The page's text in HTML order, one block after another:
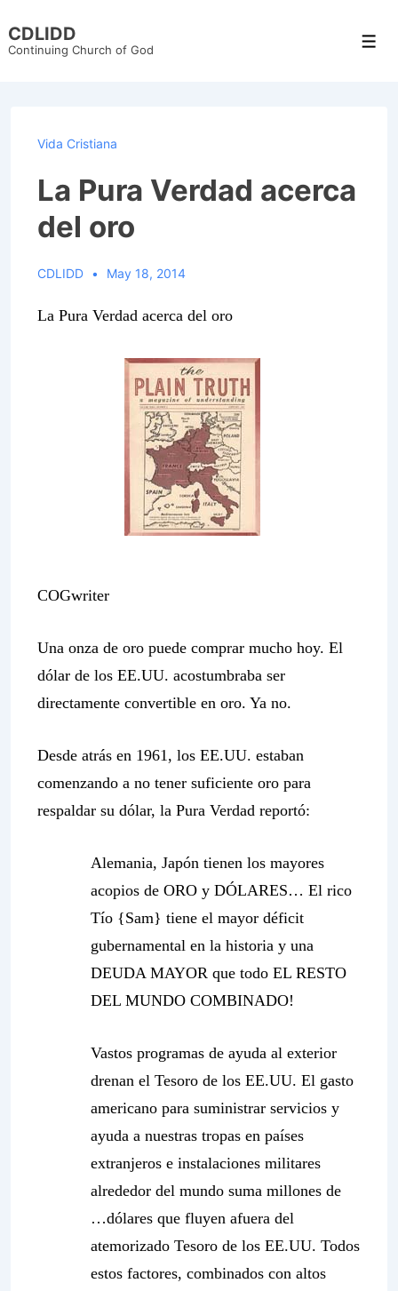
Skip
CDLIDD
Continuing Church of God
Vida Cristiana
La Pura Verdad acerca
del oro
CDLIDD May 18, 2014
La Pura Verdad acerca del oro
COGwriter
Una onza de oro puede comprar mucho hoy. El
dólar de los EE.UU. acostumbraba ser
directamente convertible en oro. Ya no.
Desde atrás en 1961, los EE.UU. estaban
comenzando a no tener suficiente oro para
respaldar su dólar, la Pura Verdad reportó:
Alemania, Japón tienen los mayores
acopios de ORO y DÓLARES… El rico
Tío {Sam} tiene el mayor déficit
gubernamental en la historia y una
DEUDA MAYOR que todo EL RESTO
DEL MUNDO COMBINADO!
Vastos programas de ayuda al exterior
drenan el Tesoro de los EE.UU. El gasto
americano para suministrar servicios y
ayuda a nuestras tropas en países
extranjeros e instalaciones militares
alrededor del mundo suma millones de
…dólares que fluyen afuera del
atemorizado Tesoro de los EE.UU. Todos
estos factores, combinados con altos